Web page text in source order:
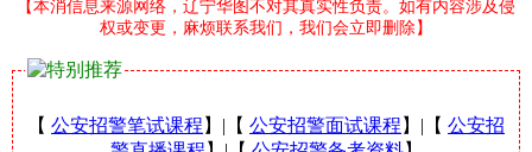
【本消信息来源网络，辽宁华图不对其真实性负责。如有内容涉及侵
权或变更，麻烦联系我们，我们会立即删除】
【 公安招警笔试课程 】|【 公安招警面试课程 】|【 公安招